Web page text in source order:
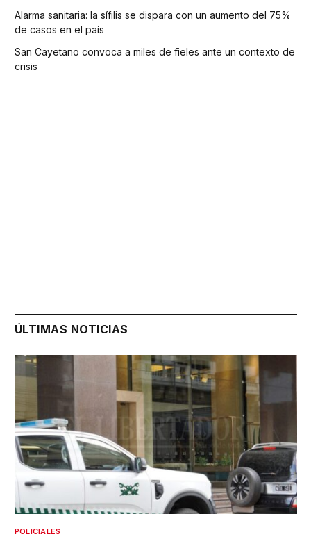
Alarma sanitaria: la sífilis se dispara con un aumento del 75%
de casos en el país
San Cayetano convoca a miles de fieles ante un contexto de
crisis
ÚLTIMAS NOTICIAS
POLICIALES